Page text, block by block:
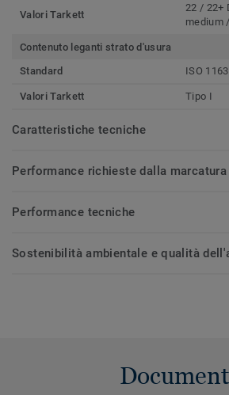
Valori Tarkett
22 / 22+
medium
Contenuto leganti strato d'usura
Standard
ISO
Valori Tarkett Tipo I
Caratteristiche tecniche
Performance richieste dalla marcatura
Performance tecniche
Sostenibilità ambientale e qualità